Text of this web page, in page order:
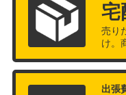
宅
売り
け。
出張